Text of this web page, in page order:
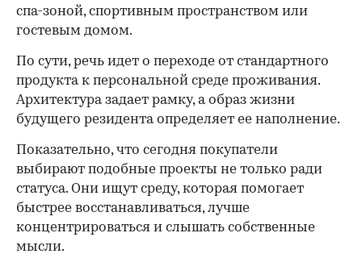
спа-зоной, спортивным пространством или
гостевым домом.
По сути, речь идет о переходе от стандартного
продукта к персональной среде проживания.
Архитектура задает рамку, а образ жизни
будущего резидента определяет ее наполнение.
Показательно, что сегодня покупатели
выбирают подобные проекты не только ради
статуса. Они ищут среду, которая помогает
быстрее восстанавливаться, лучше
концентрироваться и слышать собственные
мысли.